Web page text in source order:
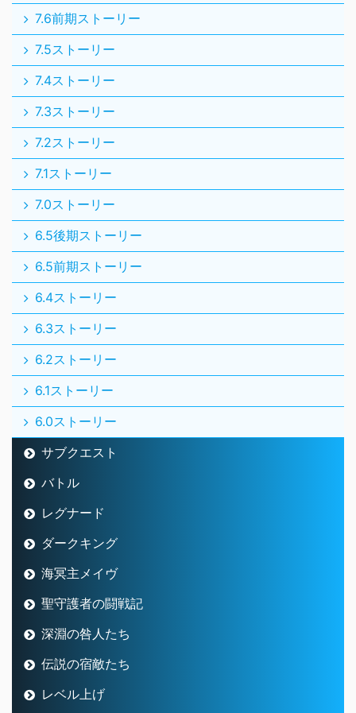
7.6前期ストーリー
7.5ストーリー
7.4ストーリー
7.3ストーリー
7.2ストーリー
7.1ストーリー
7.0ストーリー
6.5後期ストーリー
6.5前期ストーリー
6.4ストーリー
6.3ストーリー
6.2ストーリー
6.1ストーリー
6.0ストーリー
サブクエスト
バトル
レグナード
ダークキング
海冥主メイヴ
聖守護者の闘戦記
深淵の咎人たち
伝説の宿敵たち
レベル上げ